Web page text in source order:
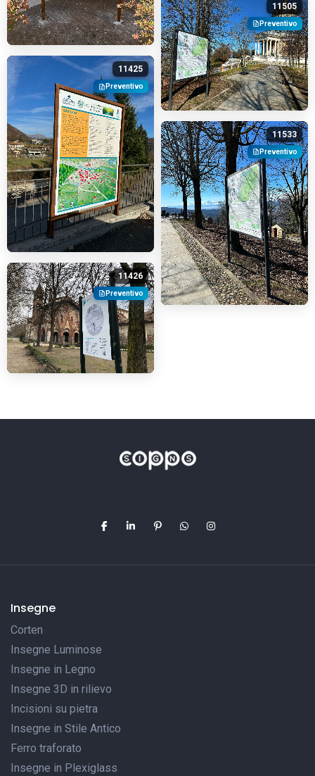
11425
Preventivo
11426
Preventivo
11505
Preventivo
11533
Preventivo
Insegne
Corten
Insegne Luminose
Insegne in Legno
Insegne 3D in rilievo
Incisioni su pietra
Insegne in Stile Antico
Ferro traforato
Insegne in Plexiglass